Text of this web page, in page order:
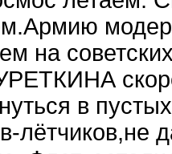
на
в
лётчиков,не